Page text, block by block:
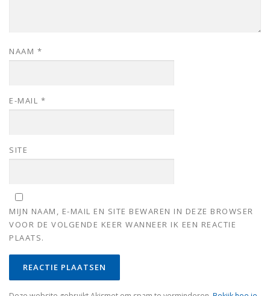
NAAM *
E-MAIL *
SITE
MIJN NAAM, E-MAIL EN SITE BEWAREN IN DEZE BROWSER
VOOR DE VOLGENDE KEER WANNEER IK EEN REACTIE
PLAATS.